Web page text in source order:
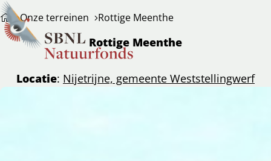
Onze terreinen Rottige Meenthe
Rottige Meenthe
Locatie: Nijetrijne, gemeente Weststellingwerf